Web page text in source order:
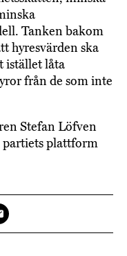
Tanken bakom
hyresvärden ska
istället låta
från de som inte
Stefan Löfven
partiets plattform